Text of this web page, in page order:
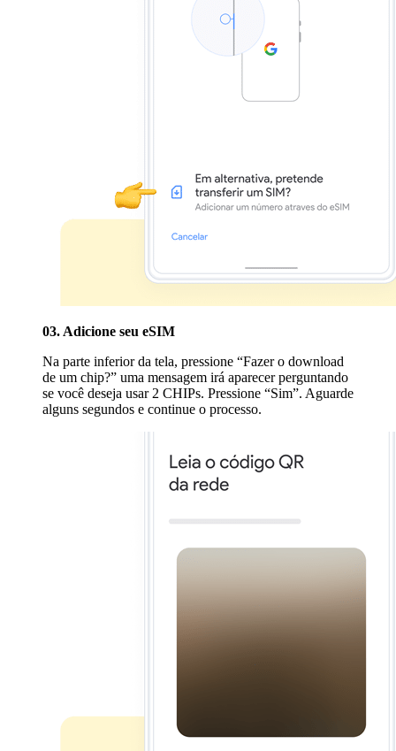
03. Adicione seu eSIM
Na parte inferior da tela, pressione “Fazer o download
de um chip?” uma mensagem irá aparecer perguntando
se você deseja usar 2 CHIPs. Pressione “Sim”. Aguarde
alguns segundos e continue o processo.